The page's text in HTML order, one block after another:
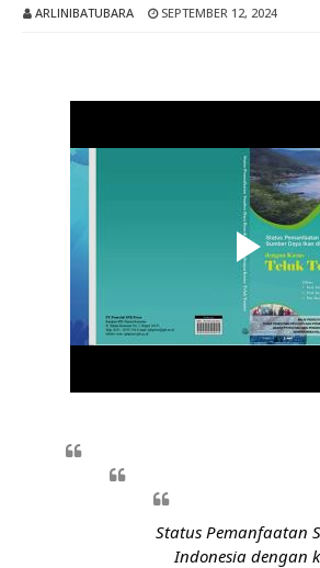
ARLINIBATUBARA SEPTEMBER 12, 2024
Status Pemanfaatan
Indonesia dengan